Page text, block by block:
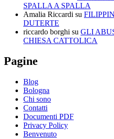
SPALLA A SPALLA
Amalia Riccardi su
DUTERTE
riccardo borghi su GLI
CHIESA CATTOLICA
Pagine
Blog
Bologna
Chi sono
Contatti
Documenti PDF
Privacy Policy
Benvenuto